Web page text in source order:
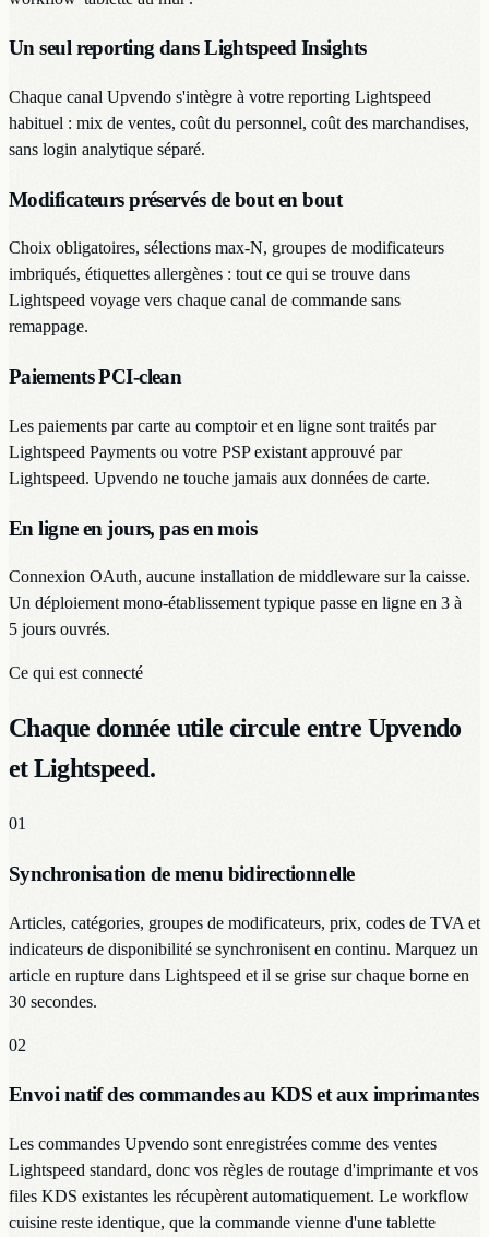
Un seul reporting dans Lightspeed Insights
Chaque canal Upvendo s'intègre à votre reporting Lightspeed
habituel : mix de ventes, coût du personnel, coût des marchandises,
sans login analytique séparé.
Modificateurs préservés de bout en bout
Choix obligatoires, sélections max-N, groupes de modificateurs
imbriqués, étiquettes allergènes : tout ce qui se trouve dans
Lightspeed voyage vers chaque canal de commande sans
remappage.
Paiements PCI-clean
Les paiements par carte au comptoir et en ligne sont traités par
Lightspeed Payments ou votre PSP existant approuvé par
Lightspeed. Upvendo ne touche jamais aux données de carte.
En ligne en jours, pas en mois
Connexion OAuth, aucune installation de middleware sur la caisse.
Un déploiement mono-établissement typique passe en ligne en 3 à
5 jours ouvrés.
Ce qui est connecté
Chaque donnée utile circule entre Upvendo
et Lightspeed.
01
Synchronisation de menu bidirectionnelle
Articles, catégories, groupes de modificateurs, prix, codes de TVA et
indicateurs de disponibilité se synchronisent en continu. Marquez un
article en rupture dans Lightspeed et il se grise sur chaque borne en
30 secondes.
02
Envoi natif des commandes au KDS et aux imprimantes
Les commandes Upvendo sont enregistrées comme des ventes
Lightspeed standard, donc vos règles de routage d'imprimante et vos
files KDS existantes les récupèrent automatiquement. Le workflow
cuisine reste identique, que la commande vienne d'une tablette